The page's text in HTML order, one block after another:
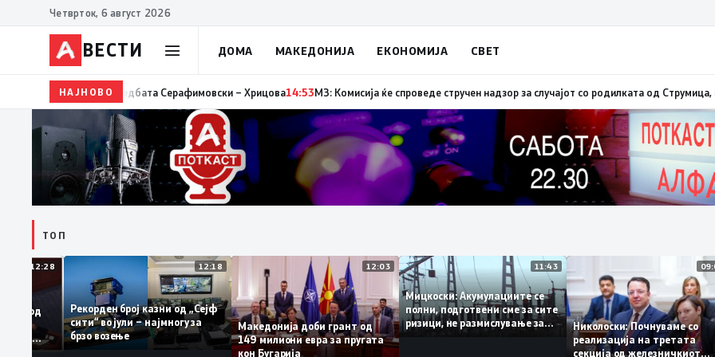
Четврток, 6 август 2026
ВЕСТИ ДОМА МАКЕДОНИЈА ЕКОНОМИЈА СВЕТ
НАЈНОВО14:55Унапредување на земјоделската соработка и трговската размена во фокусот на средбата Серафимовски – Хрицова
ТОП
12:28
од
во
12:18
Рекорден број казни од „Сејф
сити“ во јули – најмногу за
брзо возење
12:03
Македонија доби грант од
149 милиони евра за пругата
кон Бугарија
11:43
Мицкоски: Акумулациите се
полни, подготвени сме за сите
ризици, не размислување за
поскапување на струјата
Николоски: Почнуваме
реализација на третата
секција од железничкиот